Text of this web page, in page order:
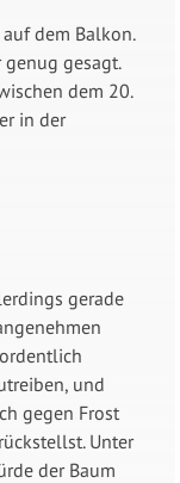
dem Balkon.
gesagt.
dem 20.
in der
gerade
und
gegen Frost
Unter
der Baum